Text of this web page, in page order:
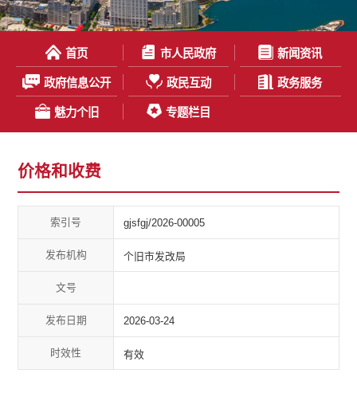
首页 市人民政府 新闻资讯
政府信息公开 政民互动 政务服务
魅力个旧 专题栏目
价格和收费
索引号 gjsfgj/2026-00005
发布机构 个旧市发改局
文号
发布日期 2026-03-24
时效性 有效